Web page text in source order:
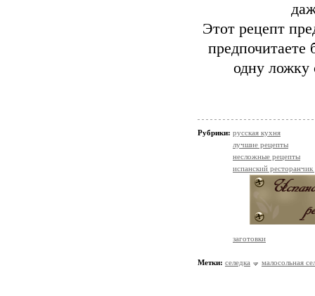
Этот рецепт
предпочитаете
одну ложку
Рубрики: русская кухня
лучшие рецепты
несложные рецепты
испанский
заготовки
Метки: селедка малосольная